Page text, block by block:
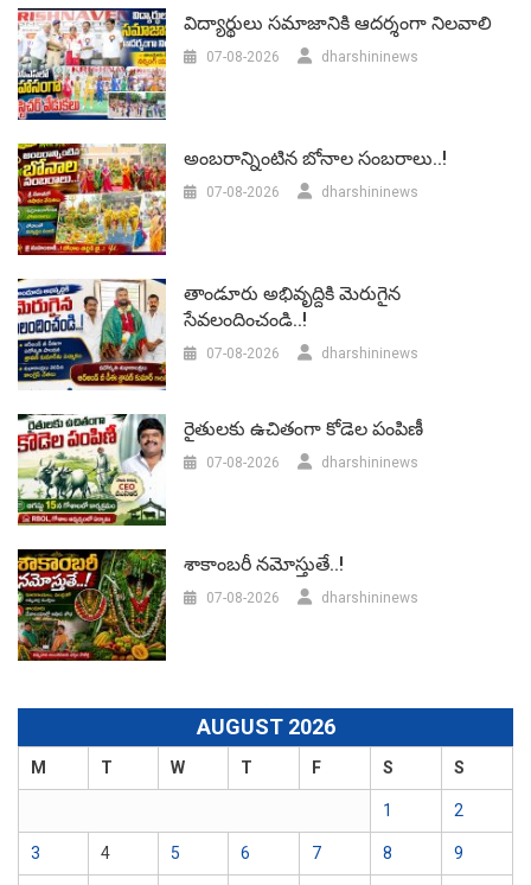
విద్యార్థులు సమాజానికి ఆదర్శంగా నిలవాలి
07-08-2026 dharshininews
అంబరాన్నింటిన బోనాల సంబరాలు..!
07-08-2026 dharshininews
తాండూరు అభివృద్దికి మెరుగైన
సేవలందించండి..!
07-08-2026 dharshininews
రైతులకు ఉచితంగా కోడెల పంపిణీ
07-08-2026 dharshininews
శాకాంబరీ నమోస్తుతే..!
07-08-2026 dharshininews
AUGUST 2026
M T W T F S S
1 2
3 4 5 6 7 8 9